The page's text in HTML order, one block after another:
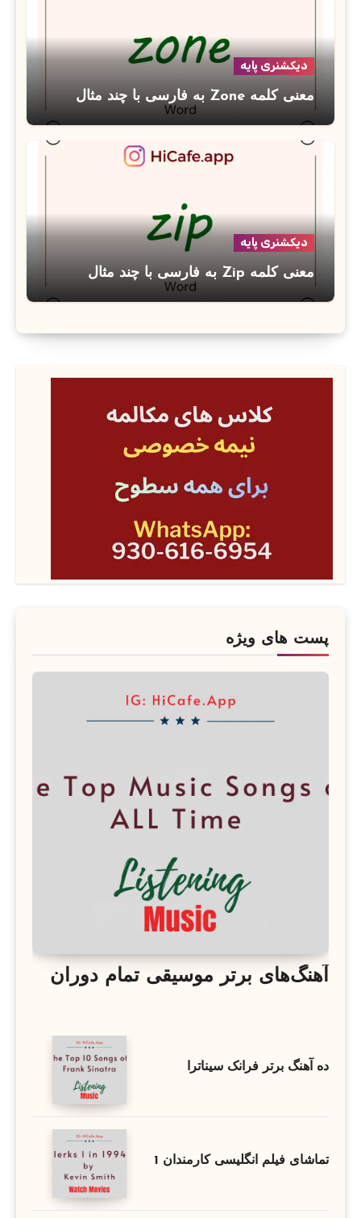
دیکشنری پایه
معنی کلمه Zone به فارسی با چند مثال
دیکشنری پایه
معنی کلمه Zip به فارسی با چند مثال
پست های ویژه
آهنگ‌های برتر موسیقی تمام دوران
ده آهنگ برتر فرانک سیناترا
تماشای فیلم انگلیسی کارمندان 1